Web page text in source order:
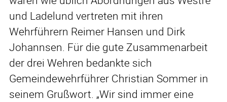
und Ladelund vertreten mit ihren
Wehrführern Reimer Hansen und Dirk
Johannsen. Für die gute Zusammenarbeit
der drei Wehren bedankte sich
Gemeindewehrführer Christian Sommer in
seinem Grußwort. „Wir sind immer eine